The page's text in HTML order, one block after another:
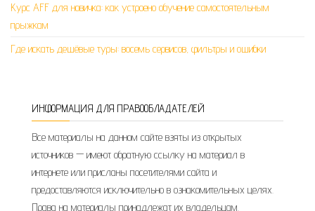
Курс AFF для новичка: как устроено обучение самостоятельным
прыжкам
Где искать дешёвые туры: восемь сервисов, фильтры и ошибки
ИНФОРМАЦИЯ ДЛЯ ПРАВООБЛАДАТЕЛЕЙ
Все материалы на данном сайте взяты из открытых
источников — имеют обратную ссылку на материал в
интернете или присланы посетителями сайта и
предоставляются исключительно в ознакомительных целях.
Права на материалы принадлежат их владельцам.